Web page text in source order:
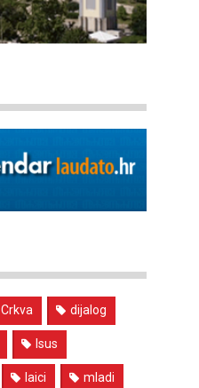
Crkva dijalog
Isus
laici mladi